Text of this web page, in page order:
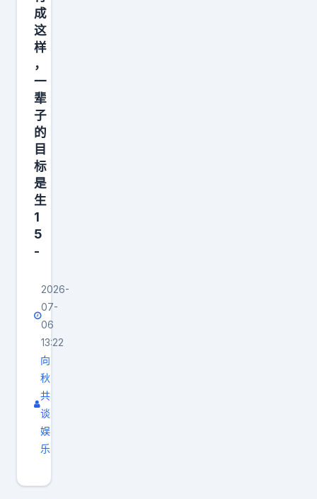
成
这
样
，
一
辈
子
的
目
标
是
生
1
5
-
2026-
07-
06
13:22
向
秋
共
谈
娱
乐